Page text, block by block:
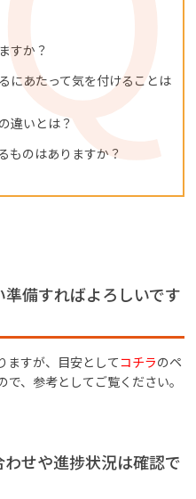
すか？
にあたって気を付けることは
違いとは？
ものはありますか？
備すればよろしいです
ますが、目安としてコチラのペ
、参考としてご覧ください。
せや進捗状況は確認で